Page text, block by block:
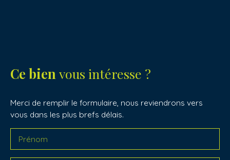
Ce bien vous intéresse ?
Merci de remplir le formulaire, nous reviendrons vers
vous dans les plus brefs délais.
Prénom